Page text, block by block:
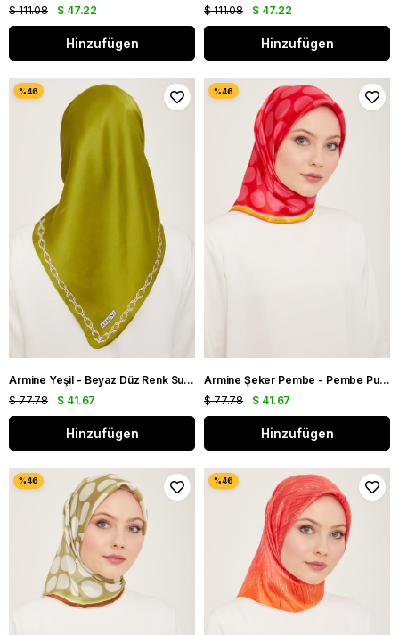
$ 47.22
$ 111.08
Hinzufügen
$ 47.22
$ 111.08
Hinzufügen
Armine Yeşil - Beyaz Düz Renk Sura İpek Eşarp 9154 - 84
$ 41.67
$ 77.78
Hinzufügen
Armine Şeker Pembe - Pembe Puantiye Desen Sura İpek Eşarp 9156 - 58
$ 41.67
$ 77.78
Hinzufügen